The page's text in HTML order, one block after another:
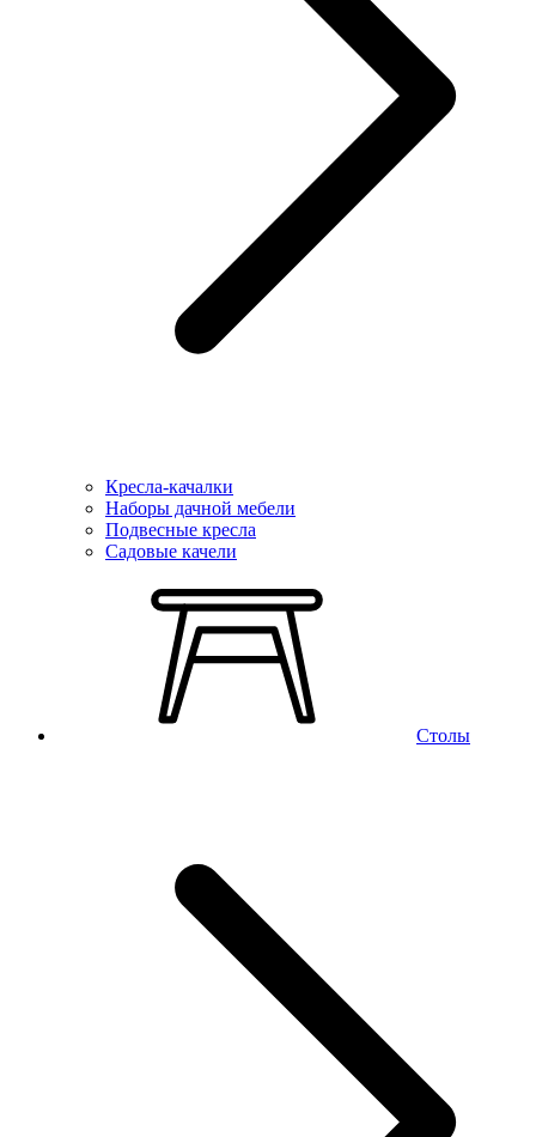
Кресла-качалки
Наборы дачной мебели
Подвесные кресла
Садовые качели
Столы